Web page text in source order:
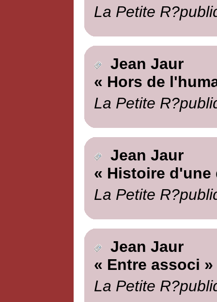
La Petite
Jean Jaur
« Hors de
La Petite
Jean Jaur
« Histoire d'une
La Petite
Jean Jaur
« Entre associ »
La Petite